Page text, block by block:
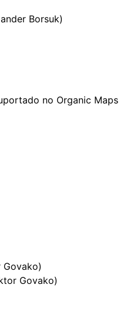
Borsuk)
no Organic Maps
Govako)